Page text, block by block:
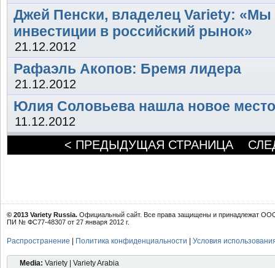
Джей Пенски, владелец Variety:
инвестиции в российский рынок»
21.12.2012
Рафаэль Акопов: Бремя лидера
21.12.2012
Юлия Соловьева нашла новое
11.12.2012
< ПРЕДЫДУЩАЯ СТРАНИЦА
© 2013 Variety Russia. Официальный сайт. Все права защищены и принадлежат
ПИ № ФС77-48307 от 27 января 2012 г.
Распространение Политика конфиденциальности Условия
Media: Variety | Variety Arabia